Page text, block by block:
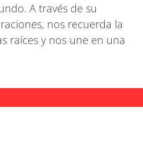
A través de su
nos recuerda la
raíces y nos une en una